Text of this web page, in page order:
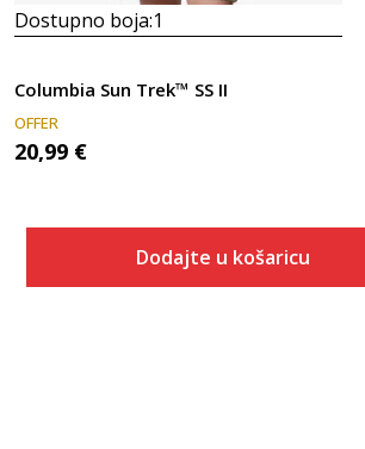
Dostupno boja:1
Columbia Sun Trek™ SS II
OFFER
20,99 €
Dodajte u košaricu